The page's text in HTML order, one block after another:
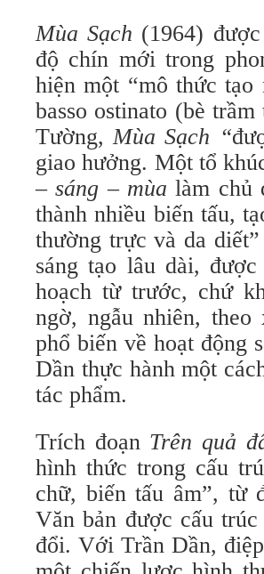
Mùa Sạch (1964)
độ chín mới trong
hiện một “mô thức tạo
basso ostinato (bè
Tường,Mùa Sạch “
giao hưởng. Một tổ
– sáng – mùa làm chủ
thành nhiều biến tấu,
thường trực và da diết”
sáng tạo lâu dài,
hoạch từ trước, chứ
ngờ, ngẫu nhiên,
phổ biến về hoạt động
Dần thực hành một
tác phẩm.
Trích đoạn Trên quả
hình thức trong cấu
chữ, biến tấu âm”, từ
Văn bản được cấu
đổi. Với Trần Dần,